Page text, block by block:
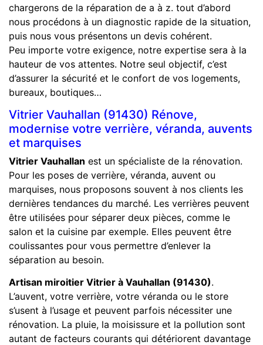
chargerons de la réparation de a à z. tout d’abord
nous procédons à un diagnostic rapide de la situation,
puis nous vous présentons un devis cohérent.
Peu importe votre exigence, notre expertise sera à la
hauteur de vos attentes. Notre seul objectif, c’est
d’assurer la sécurité et le confort de vos logements,
bureaux, boutiques…
Vitrier Vauhallan (91430) Rénove,
modernise votre verrière, véranda, auvents
et marquises
Vitrier Vauhallan est un spécialiste de la rénovation.
Pour les poses de verrière, véranda, auvent ou
marquises, nous proposons souvent à nos clients les
dernières tendances du marché. Les verrières peuvent
être utilisées pour séparer deux pièces, comme le
salon et la cuisine par exemple. Elles peuvent être
coulissantes pour vous permettre d’enlever la
séparation au besoin.
Artisan miroitier Vitrier à Vauhallan (91430).
L’auvent, votre verrière, votre véranda ou le store
s’usent à l’usage et peuvent parfois nécessiter une
rénovation. La pluie, la moisissure et la pollution sont
autant de facteurs courants qui détériorent davantage